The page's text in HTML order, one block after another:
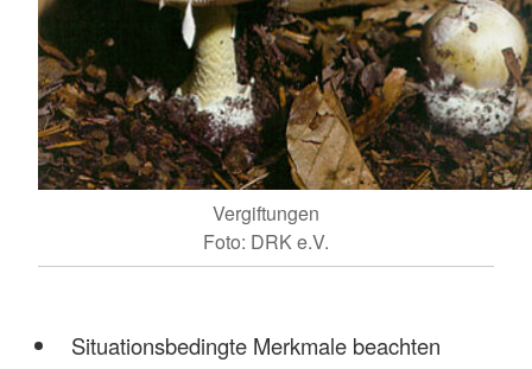
Vergiftungen
Foto: DRK e.V.
Situationsbedingte Merkmale beachten